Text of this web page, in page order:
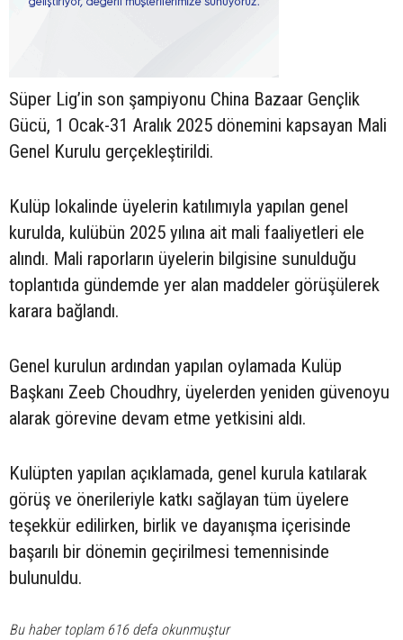
Süper Lig’in son şampiyonu China Bazaar Gençlik
Gücü, 1 Ocak-31 Aralık 2025 dönemini kapsayan Mali
Genel Kurulu gerçekleştirildi.
Kulüp lokalinde üyelerin katılımıyla yapılan genel
kurulda, kulübün 2025 yılına ait mali faaliyetleri ele
alındı. Mali raporların üyelerin bilgisine sunulduğu
toplantıda gündemde yer alan maddeler görüşülerek
karara bağlandı.
Genel kurulun ardından yapılan oylamada Kulüp
Başkanı Zeeb Choudhry, üyelerden yeniden güvenoyu
alarak görevine devam etme yetkisini aldı.
Kulüpten yapılan açıklamada, genel kurula katılarak
görüş ve önerileriyle katkı sağlayan tüm üyelere
teşekkür edilirken, birlik ve dayanışma içerisinde
başarılı bir dönemin geçirilmesi temennisinde
bulunuldu.
Bu haber toplam 616 defa okunmuştur